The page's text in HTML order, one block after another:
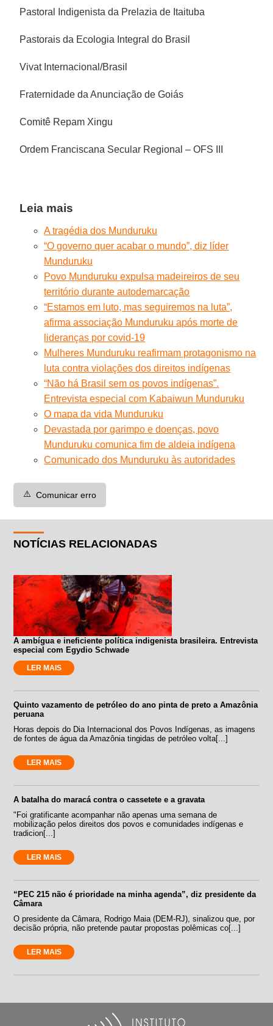
Pastoral Indigenista da Prelazia de Itaituba
Pastorais da Ecologia Integral do Brasil
Vivat Internacional/Brasil
Fraternidade da Anunciação de Goiás
Comitê Repam Xingu
Ordem Franciscana Secular Regional – OFS III
Leia mais
A tragédia dos Munduruku
“O governo quer acabar o mundo”, diz líder
Munduruku
Povo Munduruku expulsa madeireiros de seu
território durante autodemarcação
“Estamos em luto, mas seguiremos na luta”,
afirma associação Munduruku após morte de
lideranças por covid-19
Mulheres Munduruku reafirmam protagonismo na
luta contra violações dos direitos indígenas
“Não há Brasil sem os povos indígenas”.
Entrevista especial com Kabaiwun Munduruku
O mapa da vida Munduruku
Devastada por garimpo e doenças, povo
Munduruku comunica fim de aldeia indígena
Comunicado dos Munduruku às autoridades
⚠️ Comunicar erro
NOTÍCIAS RELACIONADAS
A ambígua e ineficiente política indigenista brasileira. Entrevista
especial com Egydio Schwade
LER MAIS
Quinto vazamento de petróleo do ano pinta de preto a Amazônia
peruana
Horas depois do Dia Internacional dos Povos Indígenas, as imagens
de fontes de água da Amazônia tingidas de petróleo volta[...]
LER MAIS
A batalha do maracá contra o cassetete e a gravata
"Foi gratificante acompanhar não apenas uma semana de
mobilização pelos direitos dos povos e comunidades indígenas e
tradicion[...]
LER MAIS
“PEC 215 não é prioridade na minha agenda”, diz presidente da
Câmara
O presidente da Câmara, Rodrigo Maia (DEM-RJ), sinalizou que, por
decisão própria, não pretende pautar propostas polêmicas co[...]
LER MAIS